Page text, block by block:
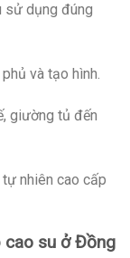
sử dụng đúng
và tạo hình.
giường tủ đến
nhiên cao cấp
cao su ở Đồng